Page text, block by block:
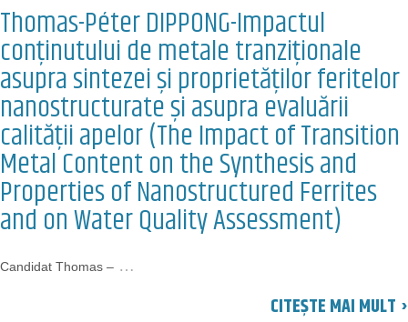
Thomas-Péter DIPPONG-Impactul
conținutului de metale tranziționale
asupra sintezei și proprietăților feritelor
nanostructurate şi asupra evaluării
calității apelor (The Impact of Transition
Metal Content on the Synthesis and
Properties of Nanostructured Ferrites
and on Water Quality Assessment)
Candidat Thomas – …
CITEȘTE MAI MULT ›